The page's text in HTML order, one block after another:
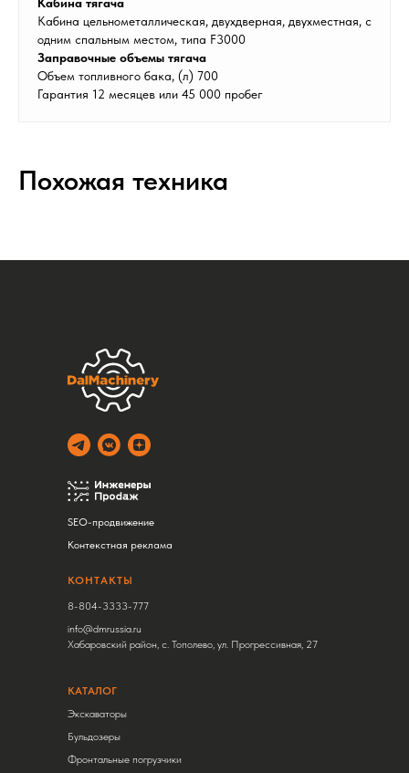
Кабина цельнометаллическая, двухдверная, двухместная, с
одним спальным местом, типа F3000
Заправочные объемы тягача
Объем топливного бака, (л) 700
Гарантия 12 месяцев или 45 000 пробег
Похожая техника
Экскаваторы
Бульдозеры
Фронтальные погрузчики
КАТАЛОГ
SEO-продвижение
Контекстная реклама
8-804-3333-777
info@dmrussia.ru
Хабаровский район, с. Тополево, ул. Прогрессивная, 27
КОНТАКТЫ